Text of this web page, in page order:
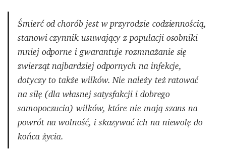
Śmierć od chorób jest w przyrodzie codziennością,
stanowi czynnik usuwający z populacji osobniki
mniej odporne i gwarantuje rozmnażanie się
zwierząt najbardziej odpornych na infekcje,
dotyczy to także wilków. Nie należy też ratować
na siłę (dla własnej satysfakcji i dobrego
samopoczucia) wilków, które nie mają szans na
powrót na wolność, i skazywać ich na niewolę do
końca życia.